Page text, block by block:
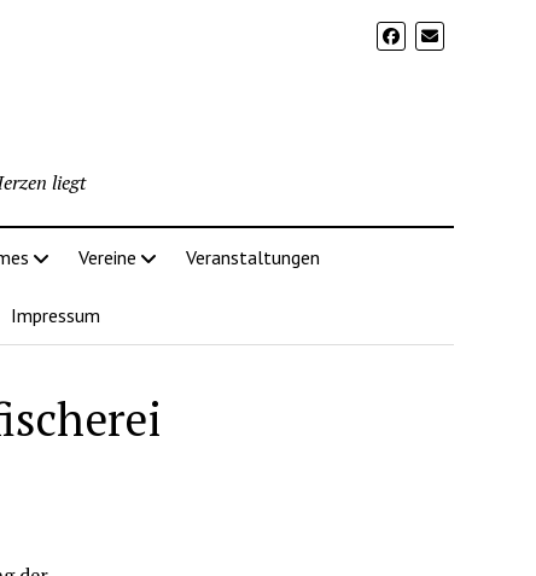
liegt
Vereine Veranstaltungen
Impressum